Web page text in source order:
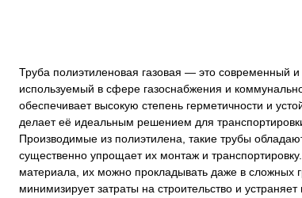
Труба полиэтиленовая газовая — это современный
используемый в сфере газоснабжения и
обеспечивает высокую степень герметичности и
делает её идеальным решением для
Производимые из полиэтилена, такие трубы
существенно упрощает их монтаж и
материала, их можно прокладывать даже в сложных
минимизирует затраты на строительство и